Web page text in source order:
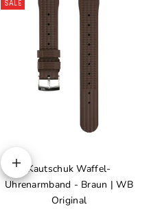
SALE
Optionen auswählen
Kautschuk Waffel-
Uhrenarmband - Braun | WB
Original